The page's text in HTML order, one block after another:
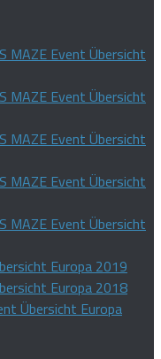
MAZE Event Übersicht
MAZE Event Übersicht
MAZE Event Übersicht
MAZE Event Übersicht
MAZE Event Übersicht
Europa 2019
Europa 2018
Übersicht Europa